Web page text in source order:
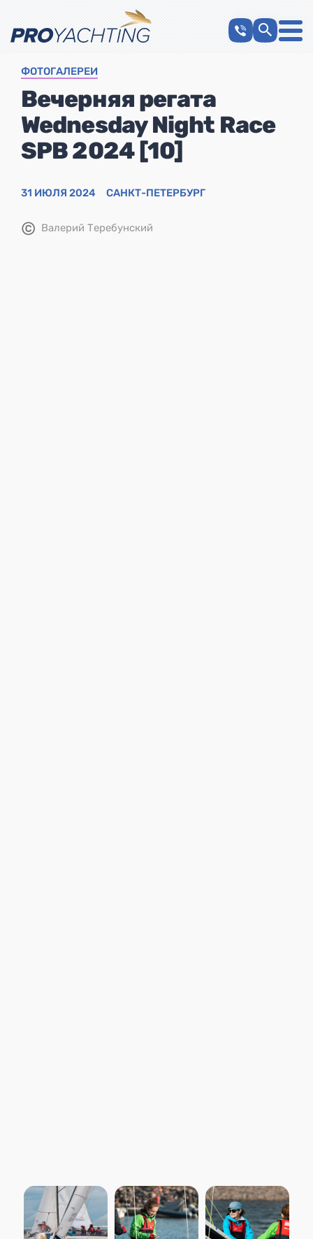
ФОТОГАЛЕРЕИ
Вечерняя регата
Wednesday Night Race
SPB 2024 [10]
31 ИЮЛЯ 2024 САНКТ-ПЕТЕРБУРГ
© Валерий Теребунский